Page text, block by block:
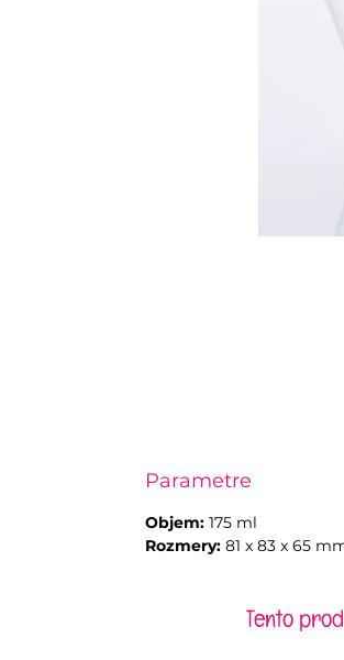
Parametre
Objem: 175 ml
Rozmery: 81 x 83 x 65
Tento